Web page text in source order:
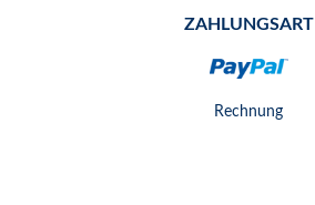
ZAHLUNGSART
Rechnung